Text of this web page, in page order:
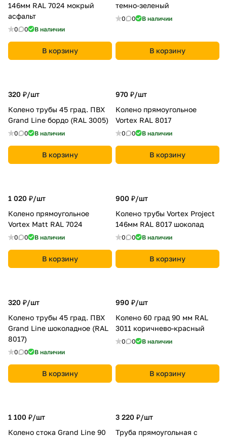
146мм RAL 7024 мокрый
асфальт
0 0 В наличии
В корзину
темно-зеленый
0 0 В наличии
В корзину
320 ₽/шт
Колено трубы 45 град. ПВХ
Grand Line бордо (RAL 3005)
0 0 В наличии
В корзину
970 ₽/шт
Колено прямоугольное
Vortex RAL 8017
0 0 В наличии
В корзину
1 020 ₽/шт
Колено прямоугольное
Vortex Matt RAL 7024
0 0 В наличии
В корзину
900 ₽/шт
Колено трубы Vortex Project
146мм RAL 8017 шоколад
0 0 В наличии
В корзину
320 ₽/шт
Колено трубы 45 град. ПВХ
Grand Line шоколадное (RAL
8017)
0 0 В наличии
В корзину
990 ₽/шт
Колено 60 град 90 мм RAL
3011 коричнево-красный
0 0 В наличии
В корзину
1 100 ₽/шт
Колено стока Grand Line 90
3 220 ₽/шт
Труба прямоугольная с